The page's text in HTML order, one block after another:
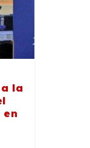
la
en